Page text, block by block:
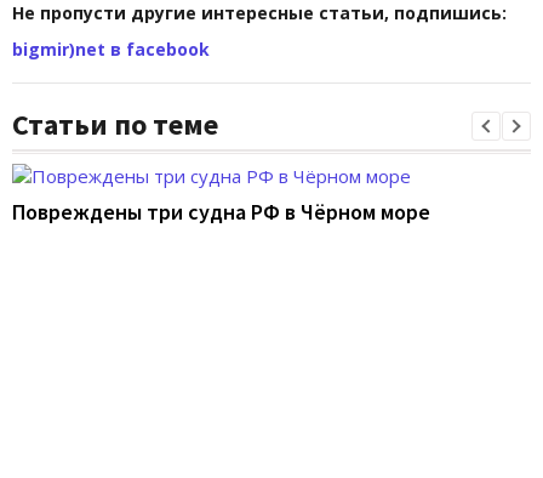
Не пропусти другие интересные статьи, подпишись:
bigmir)net в facebook
Статьи по теме
Повреждены три судна РФ в Чёрном море